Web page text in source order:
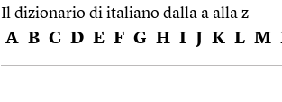
Il dizionario di italiano dalla a alla z
A B C D E F G H I J K L M